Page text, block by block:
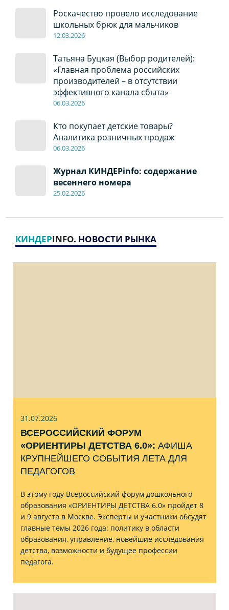
Роскачество провело исследование
школьных брюк для мальчиков
12.03.2026
Татьяна Буцкая (Выбор родителей):
«Главная проблема российских
производителей – в отсутствии
эффективного канала сбыта»
06.03.2026
Кто покупает детские товары?
Аналитика розничных продаж
06.03.2026
Журнал КИНДЕРinfo: содержание
весеннего номера
25.02.2026
КИНДЕРINFO. НОВОСТИ РЫНКА
31.07.2026
ВСЕРОССИЙСКИЙ ФОРУМ
«ОРИЕНТИРЫ ДЕТСТВА 6.0»: АФИША
КРУПНЕЙШЕГО СОБЫТИЯ ЛЕТА ДЛЯ
ПЕДАГОГОВ
В этому году Всероссийский форум дошкольного
образования «ОРИЕНТИРЫ ДЕТСТВА 6.0» пройдет 8
и 9 августа в Москве. Эксперты и участники обсудят
главные темы 2026 года: политику в области
образования, управление, новейшие исследования
детства, возможности и будущее профессии
педагога.